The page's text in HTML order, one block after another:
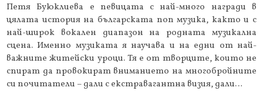
Петя Буюклиева е певицата с най-много награди в
цялата история на българската поп музика, както и с
най-широк вокален диапазон на родната музикална
сцена. Именно музиката я научава и на едни от най-
важните житейски уроци. Тя е от творците, които не
спират да провокират вниманието на многобройните
си почитатели – дали с екстравагантна визия, дали…